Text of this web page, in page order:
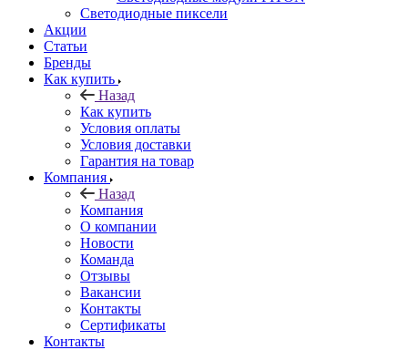
Светодиодные пиксели
Акции
Статьи
Бренды
Как купить
Назад
Как купить
Условия оплаты
Условия доставки
Гарантия на товар
Компания
Назад
Компания
О компании
Новости
Команда
Отзывы
Вакансии
Контакты
Сертификаты
Контакты